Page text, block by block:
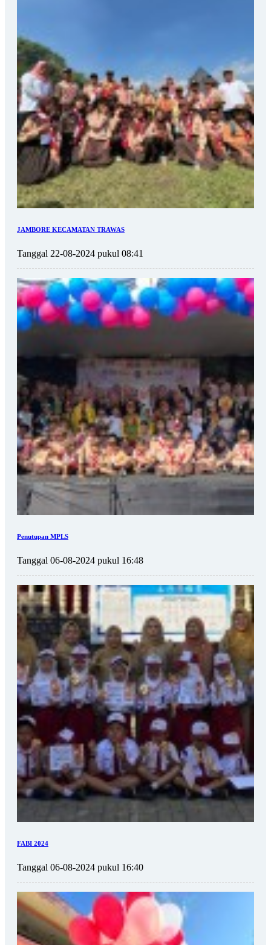
JAMBORE KECAMATAN TRAWAS
Tanggal 22-08-2024 pukul 08:41
Penutupan MPLS
Tanggal 06-08-2024 pukul 16:48
FABI 2024
Tanggal 06-08-2024 pukul 16:40